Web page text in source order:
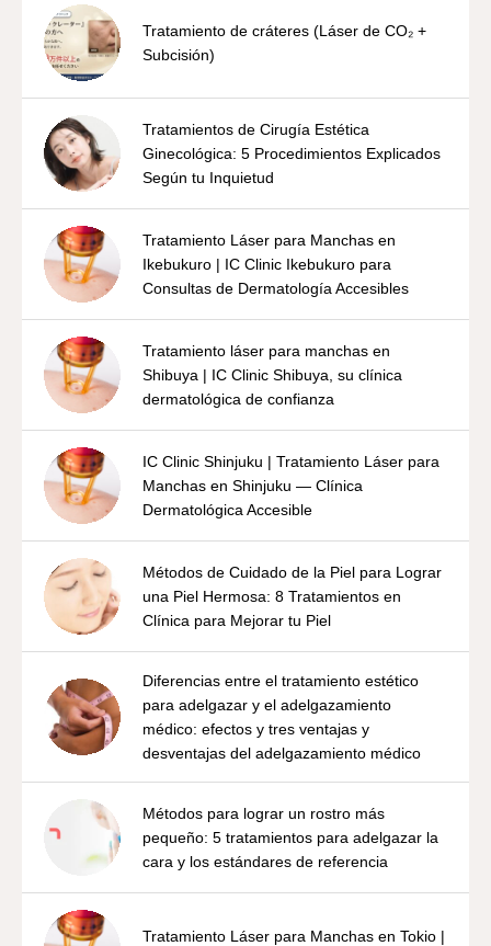
Tratamiento de cráteres (Láser de CO₂ +
Subcisión)
Tratamientos de Cirugía Estética
Ginecológica: 5 Procedimientos Explicados
Según tu Inquietud
Tratamiento Láser para Manchas en
Ikebukuro | IC Clinic Ikebukuro para
Consultas de Dermatología Accesibles
Tratamiento láser para manchas en
Shibuya | IC Clinic Shibuya, su clínica
dermatológica de confianza
IC Clinic Shinjuku | Tratamiento Láser para
Manchas en Shinjuku — Clínica
Dermatológica Accesible
Métodos de Cuidado de la Piel para Lograr
una Piel Hermosa: 8 Tratamientos en
Clínica para Mejorar tu Piel
Diferencias entre el tratamiento estético
para adelgazar y el adelgazamiento
médico: efectos y tres ventajas y
desventajas del adelgazamiento médico
Métodos para lograr un rostro más
pequeño: 5 tratamientos para adelgazar la
cara y los estándares de referencia
Tratamiento Láser para Manchas en Tokio |